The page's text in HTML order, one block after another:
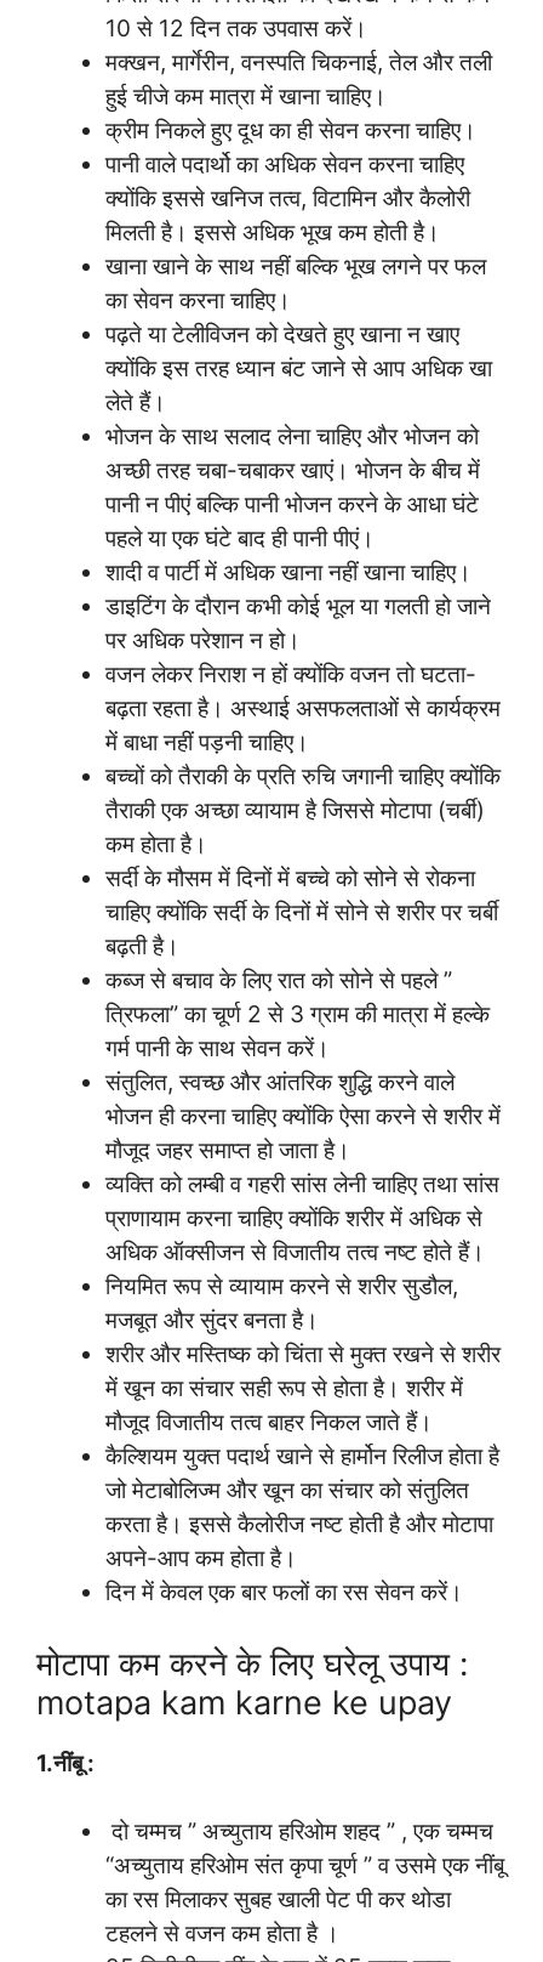
10 से 12 दिन तक उपवास करें।
मक्खन, मार्गेरीन, वनस्पति चिकनाई, तेल और तली
हुई चीजे कम मात्रा में खाना चाहिए।
क्रीम निकले हुए दूध का ही सेवन करना चाहिए।
पानी वाले पदार्थो का अधिक सेवन करना चाहिए
क्योंकि इससे खनिज तत्व, विटामिन और कैलोरी
मिलती है। इससे अधिक भूख कम होती है।
खाना खाने के साथ नहीं बल्कि भूख लगने पर फल
का सेवन करना चाहिए।
पढ़ते या टेलीविजन को देखते हुए खाना न खाए
क्योंकि इस तरह ध्यान बंट जाने से आप अधिक खा
लेते हैं।
भोजन के साथ सलाद लेना चाहिए और भोजन को
अच्छी तरह चबा-चबाकर खाएं। भोजन के बीच में
पानी न पीएं बल्कि पानी भोजन करने के आधा घंटे
पहले या एक घंटे बाद ही पानी पीएं।
शादी व पार्टी में अधिक खाना नहीं खाना चाहिए।
डाइटिंग के दौरान कभी कोई भूल या गलती हो जाने
पर अधिक परेशान न हो।
वजन लेकर निराश न हों क्योंकि वजन तो घटता-
बढ़ता रहता है। अस्थाई असफलताओं से कार्यक्रम
में बाधा नहीं पड़नी चाहिए।
बच्चों को तैराकी के प्रति रुचि जगानी चाहिए क्योंकि
तैराकी एक अच्छा व्यायाम है जिससे मोटापा (चर्बी)
कम होता है।
सर्दी के मौसम में दिनों में बच्चे को सोने से रोकना
चाहिए क्योंकि सर्दी के दिनों में सोने से शरीर पर चर्बी
बढ़ती है।
कब्ज से बचाव के लिए रात को सोने से पहले ”
त्रिफला” का चूर्ण 2 से 3 ग्राम की मात्रा में हल्के
गर्म पानी के साथ सेवन करें।
संतुलित, स्वच्छ और आंतरिक शुद्धि करने वाले
भोजन ही करना चाहिए क्योंकि ऐसा करने से शरीर में
मौजूद जहर समाप्त हो जाता है।
व्यक्ति को लम्बी व गहरी सांस लेनी चाहिए तथा सांस
प्राणायाम करना चाहिए क्योंकि शरीर में अधिक से
अधिक ऑक्सीजन से विजातीय तत्व नष्ट होते हैं।
नियमित रूप से व्यायाम करने से शरीर सुडौल,
मजबूत और सुंदर बनता है।
शरीर और मस्तिष्क को चिंता से मुक्त रखने से शरीर
में खून का संचार सही रूप से होता है। शरीर में
मौजूद विजातीय तत्व बाहर निकल जाते हैं।
कैल्शियम युक्त पदार्थ खाने से हार्मोन रिलीज होता है
जो मेटाबोलिज्म और खून का संचार को संतुलित
करता है। इससे कैलोरीज नष्ट होती है और मोटापा
अपने-आप कम होता है।
दिन में केवल एक बार फलों का रस सेवन करें।
मोटापा कम करने के लिए घरेलू उपाय :
motapa kam karne ke upay
1.नींबू :
दो चम्मच ” अच्युताय हरिओम शहद ” , एक चम्मच
“अच्युताय हरिओम संत कृपा चूर्ण ” व उसमे एक नींबू
का रस मिलाकर सुबह खाली पेट पी कर थोडा
टहलने से वजन कम होता है ।